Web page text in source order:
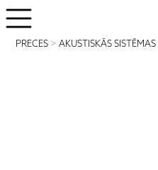
PRECES >AKUSTISKĀS SISTĒMAS